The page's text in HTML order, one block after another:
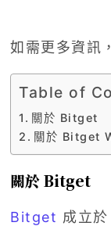
如需更多資訊
Table of
關於 Bitget
關於 Bitget
關於 Bitget
Bitget 成立